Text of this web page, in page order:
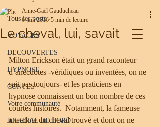
Share
Tous les posts
VOYAGES
DECOUVERTES
HYPNOSE
CONTES
Votre communauté
JOURNAL DE BORD
Le cheval, lui, savait
Anne-Gaël Gauducheau
6 juin 2016 5 min de lecture
Milton Erickson était un grand raconteur
d’anecdotes -véridiques ou inventées, on ne
sait pas toujours- et les praticiens en
hypnose connaissent un bon nombre de ces
courtes histoires.  Notamment, la fameuse
anecdote du cheval trouvé et dont on ne